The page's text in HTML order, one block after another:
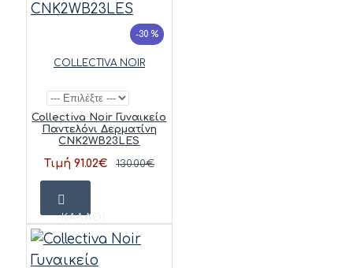
-30 %
COLLECTIVA NOIR
Collectiva Noir Γυναικείο
Παντελόνι Δερματίνη
CNK2WB23LES
Τιμή 91.02€ 130.00€
ΚΑΛΆΘΙ